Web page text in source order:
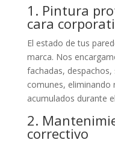
1. Pintura
cara
El estado de tus
marca. Nos
fachadas,
comunes, eliminando
acumulados durante
2.
correctivo